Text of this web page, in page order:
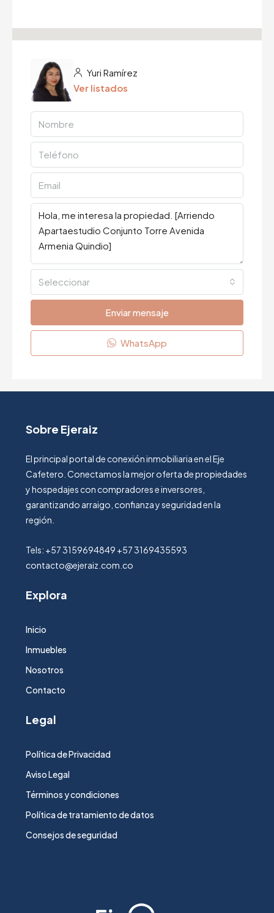
Yuri Ramírez
Ver listados
Seleccionar
Enviar mensaje
WhatsApp
Sobre Ejeraiz
El principal portal de conexión inmobiliaria en el Eje
Cafetero. Conectamos la mejor oferta de propiedades
y hospedajes con compradores e inversores,
garantizando arraigo, confianza y seguridad en la
región.
Tels: +57 3159694849 +57 3169435593
contacto@ejeraiz.com.co
Explora
Inicio
Inmuebles
Nosotros
Contacto
Legal
Política de Privacidad
Aviso Legal
Términos y condiciones
Política de tratamiento de datos
Consejos de seguridad